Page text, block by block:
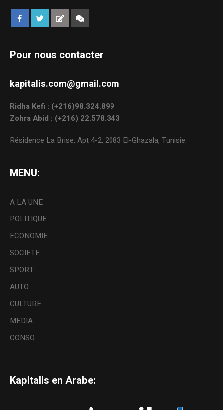
Pour nous contacter
kapitalis.com@gmail.com
Ridha Kefi : (+216)98.324.899
Zohra Abid : (+216) 22.578.343
Résidence La Brise, Apt 4-2, 2083 El-Ghazala, Tunisie.
MENU:
A LA UNE
POLITIQUE
ECONOMIE
SOCIETE
SPORT
AUTO
CULTURE
MEDIA
CONSO
Kapitalis en Arabe: